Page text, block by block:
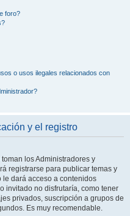
foro?
o usos ilegales relacionados con
y el registro
los Administradores y
registrarse para publicar temas y
le dará acceso a contenidos
invitado no disfrutaría, como tener
privados, suscripción a grupos de
Es muy recomendable.